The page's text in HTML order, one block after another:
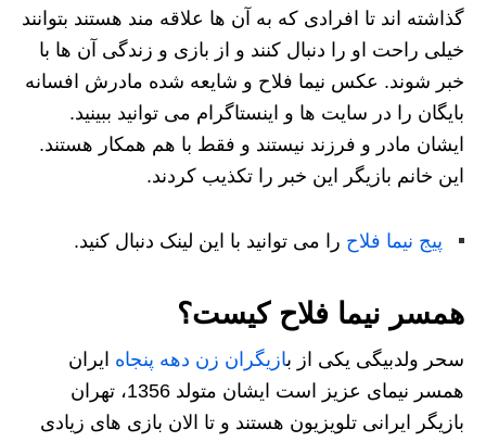
گذاشته اند تا افرادی که به آن ها علاقه مند هستند بتوانند
خیلی راحت او را دنبال کنند و از بازی و زندگی آن ها با
خبر شوند. عکس نیما فلاح و شایعه شده مادرش افسانه
بایگان را در سایت ها و اینستاگرام می توانید ببینید.
ایشان مادر و فرزند نیستند و فقط با هم همکار هستند.
این خانم بازیگر این خبر را تکذیب کردند.
پیج نیما فلاح را می توانید با این لینک دنبال کنید.
همسر نیما فلاح کیست؟
سحر ولدبیگی یکی از بازیگران زن دهه پنجاه ایران
همسر نیمای عزیز است ایشان متولد 1356، تهران
بازیگر ایرانی تلویزیون هستند و تا الان بازی های زیادی